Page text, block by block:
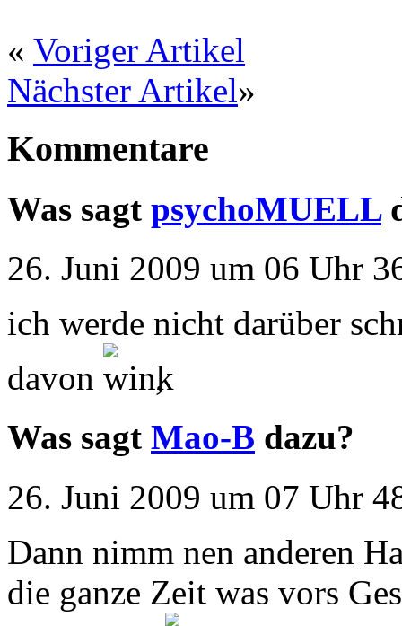
« Voriger Artikel
Nächster Artikel»
Kommentare
Was sagt psychoMUELL
26. Juni 2009 um 06 Uhr
ich werde nicht darüber
davon
,
Was sagt Mao-B dazu?
26. Juni 2009 um 07 Uhr
Dann nimm nen anderen
die ganze Zeit was vors